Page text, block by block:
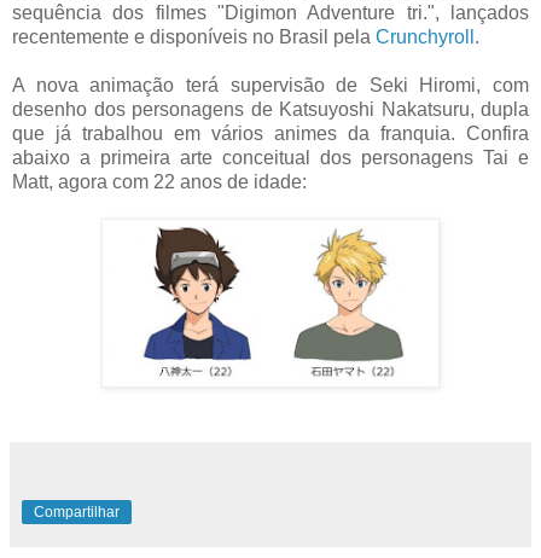
sequência dos filmes "Digimon Adventure tri.", lançados
recentemente e disponíveis no Brasil pela Crunchyroll .
A nova animação terá supervisão de Seki Hiromi, com
desenho dos personagens de Katsuyoshi Nakatsuru, dupla
que já trabalhou em vários animes da franquia. Confira
abaixo a primeira arte conceitual dos personagens Tai e
Matt, agora com 22 anos de idade:
Compartilhar